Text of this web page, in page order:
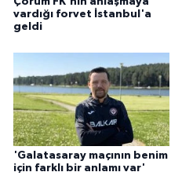
vardığı forvet İstanbul'a
geldi
'Galatasaray maçının benim
için farklı bir anlamı var'